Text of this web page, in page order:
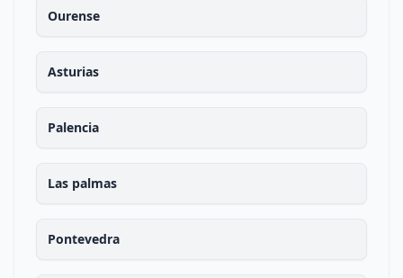
Ourense
Asturias
Palencia
Las palmas
Pontevedra